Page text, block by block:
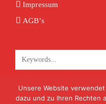
Impressum
AGB’s
KONTAKT
Unsere Website
dazu und zu Ihren Rechten